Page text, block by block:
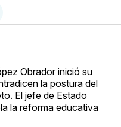
Obrador inició su
la postura del
El jefe de Estado
la reforma educativa